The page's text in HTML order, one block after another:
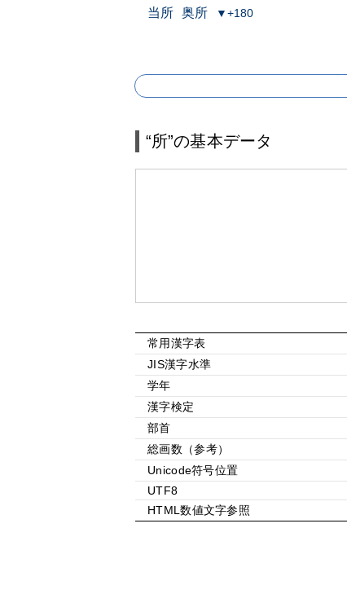
当所 奥所 ▼+180
“所”の基本データ
常用漢字表
JIS漢字水準
学年
漢字検定
部首
総画数（参考）
Unicode符号位置
UTF8
HTML数値文字参照